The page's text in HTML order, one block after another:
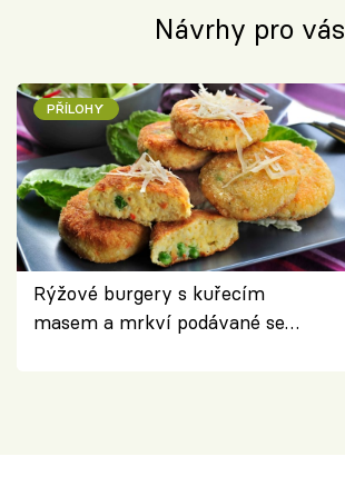
Návrhy pro vás
PŘÍLOHY
Rýžové burgery s kuřecím
masem a mrkví podávané se